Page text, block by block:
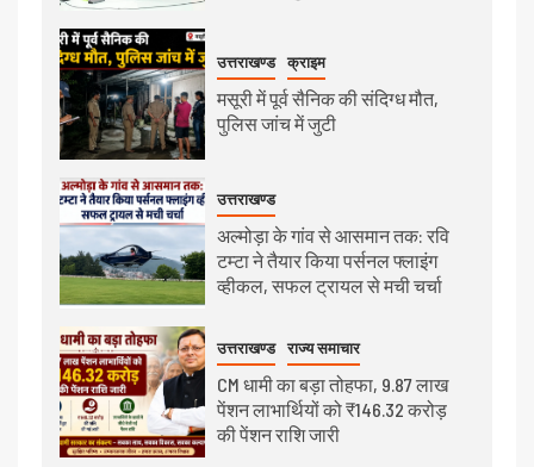
उत्तराखण्ड क्राइम
मसूरी में पूर्व सैनिक की संदिग्ध मौत,
पुलिस जांच में जुटी
उत्तराखण्ड
अल्मोड़ा के गांव से आसमान तक: रवि
टम्टा ने तैयार किया पर्सनल फ्लाइंग
व्हीकल, सफल ट्रायल से मची चर्चा
उत्तराखण्ड राज्य समाचार
CM धामी का बड़ा तोहफा, 9.87 लाख
पेंशन लाभार्थियों को ₹146.32 करोड़
की पेंशन राशि जारी